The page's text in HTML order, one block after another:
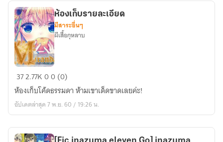
ของ
ผม
กับ
คุณ
[จบ]
ห้อง
เก็บ
ราย
ละเอียด
ห้องเก็บรายละเอียด
มีสาระอื่นๆ
ผีเสื้อกุหลาบ
372.77K00 (0)
ห้องเก็บโค้ดธรรมดา ห้ามเขาเด็ดขาดเลยค่ะ!
อัปเดตล่าสุด 7 พ.ย. 60 / 19:26 น.